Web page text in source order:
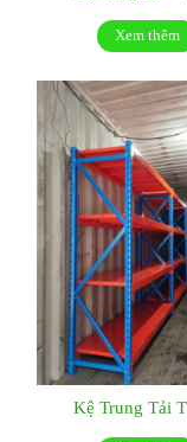
Xem thêm
Kệ Trung Tải